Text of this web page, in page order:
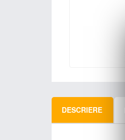
DESCRIERE